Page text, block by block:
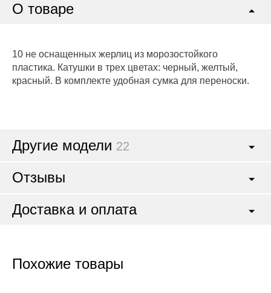
О товаре
10 не оснащенных жерлиц из морозостойкого
пластика. Катушки в трех цветах: черный, желтый,
красный. В комплекте удобная сумка для переноски.
Другие модели 22
Отзывы
Доставка и оплата
Похожие товары